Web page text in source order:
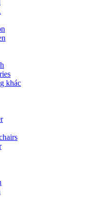
khác